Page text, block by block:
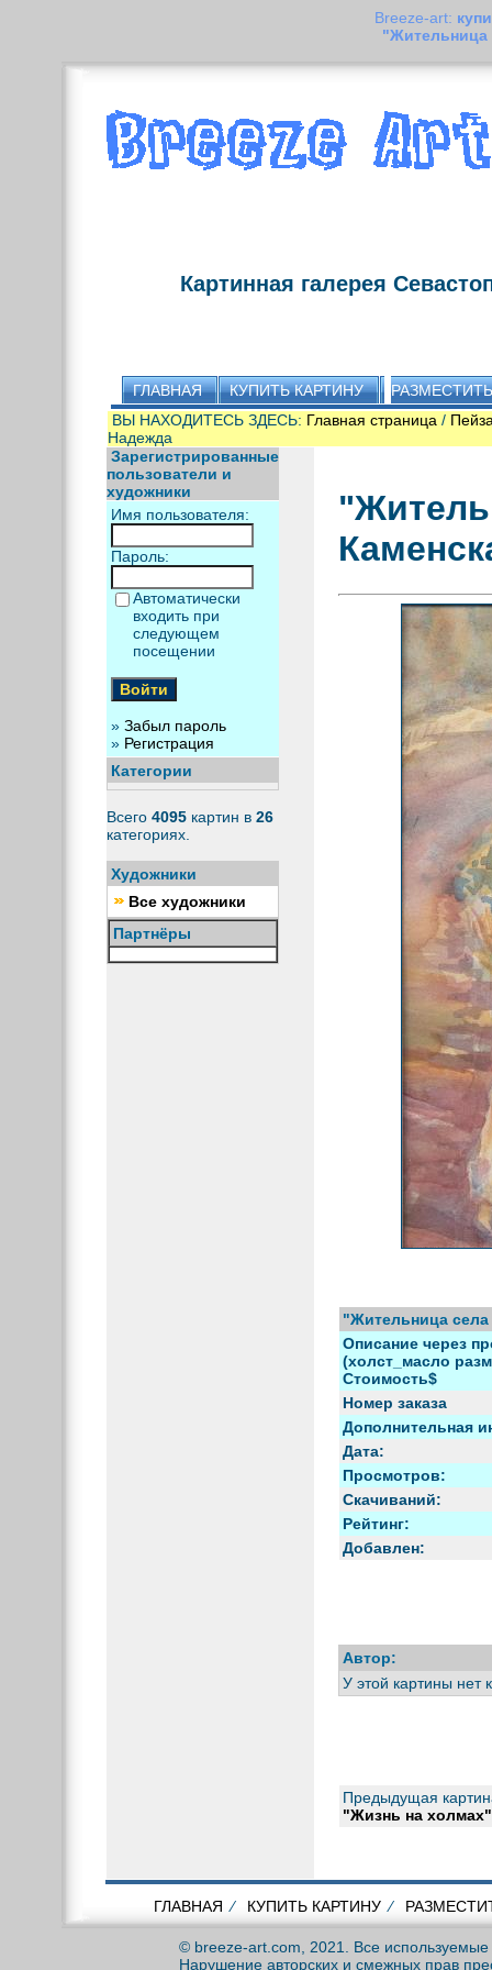
Breeze-art:
"Жительница
Картинная галерея
ГЛАВНАЯ КУПИТЬ КАРТИНУ
ВЫ НАХОДИТЕСЬ ЗДЕСЬ: Главная страница /
Надежда
Зарегистрированные
пользователи и
художники
Имя пользователя:
Пароль:
Автоматически
входить при
следующем
посещении
» Забыл пароль
» Регистрация
Категории
Всего 4095картин в 26
категориях.
Художники
Все художники
Партнёры
"Жительница
Описание через
(холст_масло
Стоимость$
Номер заказа
Дополнительная
Дата:
Просмотров:
Скачиваний:
Рейтинг:
Добавлен:
Автор:
У этой картины нет
Предыдущая
"Жизнь на
ГЛАВНАЯ ⁄ КУПИТЬ КАРТИНУ ⁄
© breeze-art.com, 2021. Все
Нарушение авторских и смежных прав